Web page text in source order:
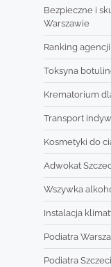
Bezpieczne i
Warszawie
Ranking
Toksyna
Krematorium
Transport
Kosmetyki do
Adwokat
Wszywka
Instalacja
Podiatra
Podiatra